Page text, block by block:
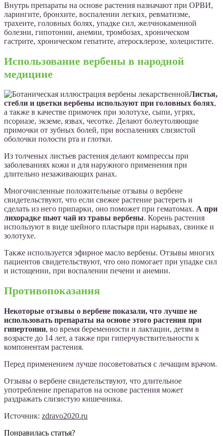
Внутрь препараты на основе растения назначают при ОРВИ,
ларингите, бронхите, воспалении легких, ревматизме,
трахеите, головных болях, упадке сил, желчнокаменной
болезни, гипотонии, анемии, тромбозах, хроническом
гастрите, хроническом гепатите, атеросклерозе, холецистите.
Использование вербены в народной
медицине
Листья,
стебли и цветки вербены используют при головных болях,
а также в качестве примочек при золотухе, сыпи, угрях,
псориазе, экземе, язвах, чесотке. Делают болеутоляющие
примочки от зубных болей, при воспалениях слизистой
оболочки полости рта и глотки.
Из толченых листьев растения делают компрессы при
заболеваниях кожи и для наружного применения при
длительно незаживающих ранах.
Многочисленные положительные отзывы о вербене
свидетельствуют, что если свежее растение растереть и
сделать из него припарки, оно поможет при гематомах. А при
лихорадке пьют чай из травы вербены. Корень растения
используют в виде шейного пластыря при нарывах, свинке и
золотухе.
Также используется эфирное масло вербены. Отзывы многих
пациентов свидетельствуют, что оно помогает при упадке сил
и истощении, при воспалении печени и анемии.
Противопоказания
Некоторые отзывы о вербене показали, что лучше не
использовать препараты на основе этого растения при
гипертонии, во время беременности и лактации, детям в
возрасте до 14 лет, а также при гиперчувствительности к
компонентам растения.
Перед применением лучше посоветоваться с лечащим врачом.
Отзывы о вербене свидетельствуют, что длительное
употребление препаратов на основе растения может
раздражать слизистую кишечника.
Источник: zdravo2020.ru
Понравилась статья?